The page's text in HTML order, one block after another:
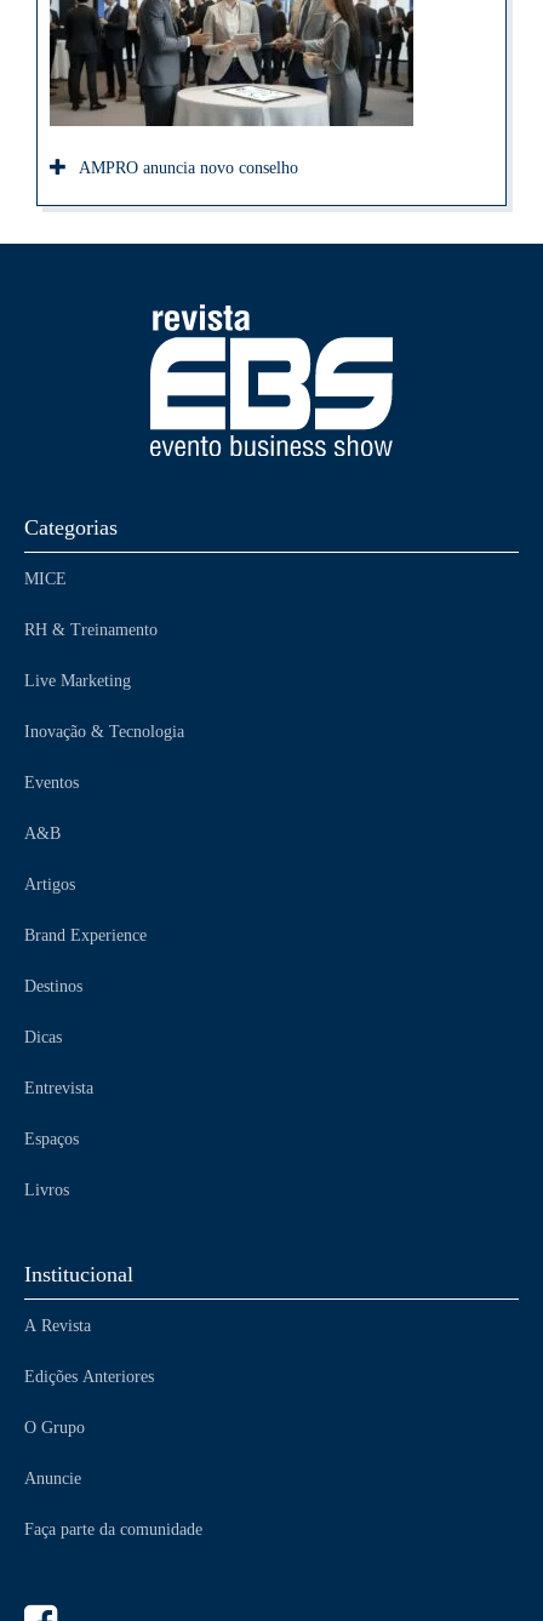
AMPRO anuncia novo conselho
Categorias
MICE
RH & Treinamento
Live Marketing
Inovação & Tecnologia
Eventos
A&B
Artigos
Brand Experience
Destinos
Dicas
Entrevista
Espaços
Livros
Institucional
A Revista
Edições Anteriores
O Grupo
Anuncie
Faça parte da comunidade